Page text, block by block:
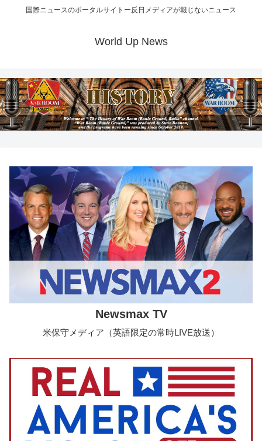
国際ニュースのポータルサイトー反日メディアが報じないニュース
World Up News
Newsmax TV
米保守メディア（英語限定の常時LIVE放送）